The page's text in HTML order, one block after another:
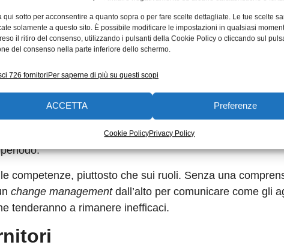
qui sotto per acconsentire a quanto sopra o per fare scelte dettagliate. Le tue scelte
solamente a questo sito. È possibile modificare le impostazioni in qualsiasi
il ritiro del consenso, utilizzando i pulsanti della Cookie Policy o cliccando sul
del consenso nella parte inferiore dello schermo.
726 fornitoriPer saperne di più su questi scopi
ACCETTA Preferenze
Cookie PolicyPrivacy Policy
anni.
che l’AI non può sostituire
mano che gli agenti assumono una quota crescente del
costruire e mantenere all’interno. Le aziende di
l’organizzazione per creare una vera forza lavoro ibrida
necessarie per prosperare in un mondo agentico e
garantire che le persone abbraccino questo cambiamento,
competenze, piuttosto che sui ruoli. Senza una
change managementdall’alto per comunicare come gli
tenderanno a rimanere inefficaci.